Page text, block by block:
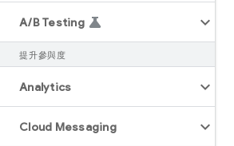
A/B Testing
提升參與度
Analytics
Cloud Messaging